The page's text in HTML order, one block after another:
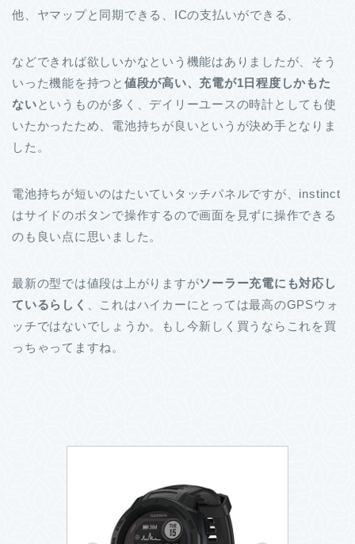
他、ヤマップと同期できる、ICの支払いができる、
などできれば欲しいかなという機能はありましたが、そう
いった機能を持つと 値段が高い、充電が1日程度しかもた
ないというものが多く、デイリーユースの時計としても使
いたかったため、電池持ちが良いというが決め手となりま
した。
電池持ちが短いのはたいていタッチパネルですが、instinct
はサイドのボタンで操作するので画面を見ずに操作できる
のも良い点に思いました。
最新の型では値段は上がりますがソーラー充電にも対応し
ているらしく
、これはハイカーにとっては最高のGPSウォ
ッチではないでしょうか。もし今新しく買うならこれを買
っちゃってますね。